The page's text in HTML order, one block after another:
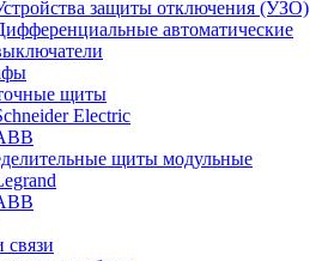
защиты отключения (УЗО)
автоматические
щиты
Electric
щиты модульные
связи